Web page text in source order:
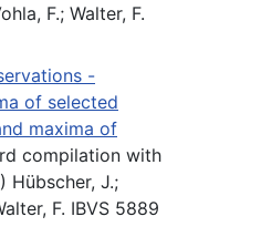
F.; Walter, F.
-
of selected
maxima of
compilation with
Hübscher, J.;
F. IBVS 5889